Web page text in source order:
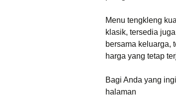
Menu tengkleng
klasik, tersedia
bersama keluarga,
harga yang tetap
Bagi Anda yang
halaman